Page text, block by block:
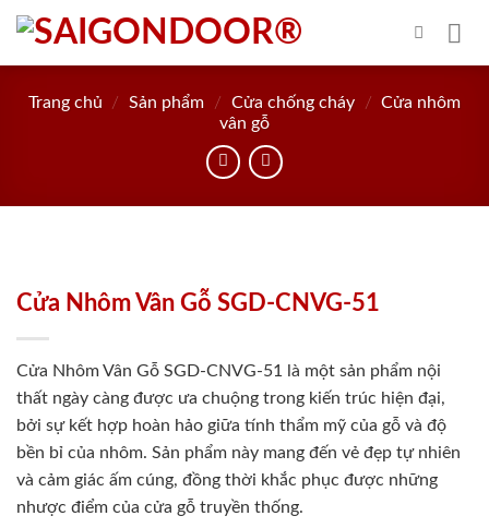
Skip
content
Trang chủ / Sản phẩm / Cửa chống cháy / Cửa nhôm
vân gỗ
Cửa Nhôm Vân Gỗ SGD-CNVG-51
Cửa Nhôm Vân Gỗ SGD-CNVG-51 là một sản phẩm nội
thất ngày càng được ưa chuộng trong kiến trúc hiện đại,
bởi sự kết hợp hoàn hảo giữa tính thẩm mỹ của gỗ và độ
bền bỉ của nhôm. Sản phẩm này mang đến vẻ đẹp tự nhiên
và cảm giác ấm cúng, đồng thời khắc phục được những
nhược điểm của cửa gỗ truyền thống.